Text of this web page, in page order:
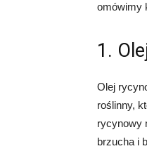
omówimy
1.
Olej
roślinny,
rycynowy
brzucha i